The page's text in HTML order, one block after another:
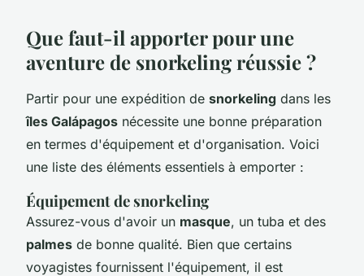
Que faut-il apporter pour une
aventure de snorkeling réussie ?
Partir pour une expédition de snorkeling dans les
îles Galápagos nécessite une bonne préparation
en termes d'équipement et d'organisation. Voici
une liste des éléments essentiels à emporter :
Équipement de snorkeling
Assurez-vous d'avoir un masque, un tuba et des
palmes de bonne qualité. Bien que certains
voyagistes fournissent l'équipement, il est